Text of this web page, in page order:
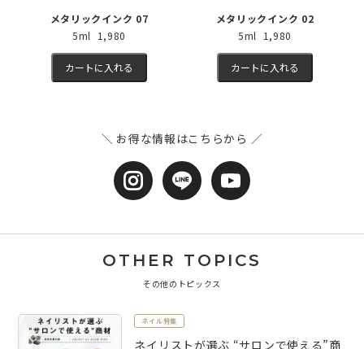
メタリックインク 07
5ml 1,980
カートに入れる
メタリックインク 02
5ml 1,980
カートに入れる
＼ お得な情報はこちらから ／
OTHER TOPICS
その他のトピックス
ネイル特集
ネイリストが選ぶ “サロンで使える”商